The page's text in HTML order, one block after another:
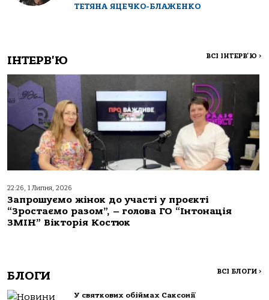
ТЕТЯНА ЯЦЕЧКО-БЛАЖЕНКО
ІНТЕРВ'Ю ВСІ ІНТЕРВ'Ю >
22:26, 1 Липня, 2026
Запрошуємо жінок до участі у проєкті
“Зростаємо разом”, – голова ГО “Інтонація
ЗМІН” Вікторія Костюк
БЛОГИ ВСІ БЛОГИ >
У святкових обіймах Саксонії